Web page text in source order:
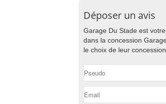
Déposer un avis
Garage Du Stade est
dans la concession
le choix de leur